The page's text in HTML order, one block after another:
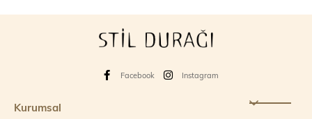
Facebook Instagram
Kurumsal